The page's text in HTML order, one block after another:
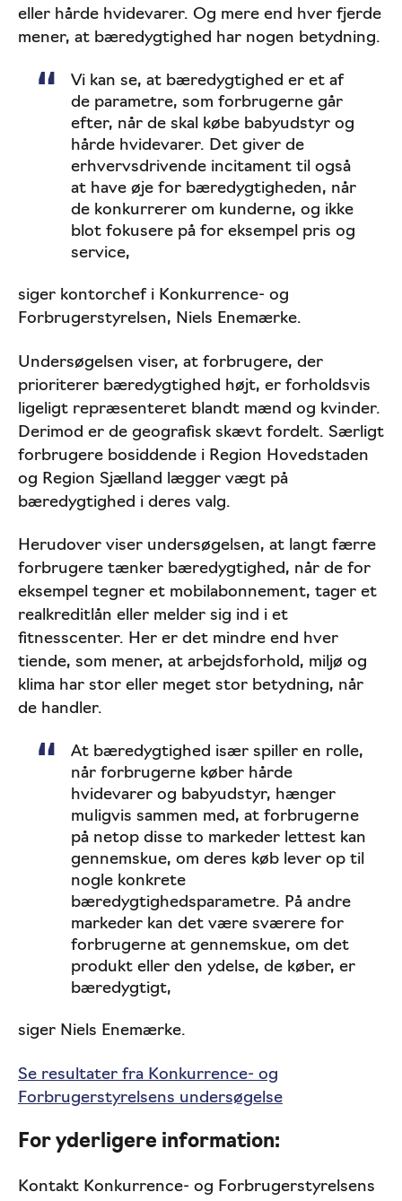
eller hårde hvidevarer. Og mere end hver fjerde
mener, at bæredygtighed har nogen betydning.
Vi kan se, at bæredygtighed er et af
de parametre, som forbrugerne går
efter, når de skal købe babyudstyr og
hårde hvidevarer. Det giver de
erhvervsdrivende incitament til også
at have øje for bæredygtigheden, når
de konkurrerer om kunderne, og ikke
blot fokusere på for eksempel pris og
service,
siger kontorchef i Konkurrence- og
Forbrugerstyrelsen, Niels Enemærke.
Undersøgelsen viser, at forbrugere, der
prioriterer bæredygtighed højt, er forholdsvis
ligeligt repræsenteret blandt mænd og kvinder.
Derimod er de geografisk skævt fordelt. Særligt
forbrugere bosiddende i Region Hovedstaden
og Region Sjælland lægger vægt på
bæredygtighed i deres valg.
Herudover viser undersøgelsen, at langt færre
forbrugere tænker bæredygtighed, når de for
eksempel tegner et mobilabonnement, tager et
realkreditlån eller melder sig ind i et
fitnesscenter. Her er det mindre end hver
tiende, som mener, at arbejdsforhold, miljø og
klima har stor eller meget stor betydning, når
de handler.
At bæredygtighed især spiller en rolle,
når forbrugerne køber hårde
hvidevarer og babyudstyr, hænger
muligvis sammen med, at forbrugerne
på netop disse to markeder lettest kan
gennemskue, om deres køb lever op til
nogle konkrete
bæredygtighedsparametre. På andre
markeder kan det være sværere for
forbrugerne at gennemskue, om det
produkt eller den ydelse, de køber, er
bæredygtigt,
siger Niels Enemærke.
Se resultater fra Konkurrence- og
Forbrugerstyrelsens undersøgelse
For yderligere information:
Kontakt Konkurrence- og Forbrugerstyrelsens